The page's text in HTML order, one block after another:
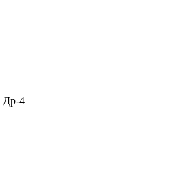
Др-4